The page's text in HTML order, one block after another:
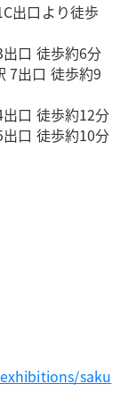
出口より徒歩
口 徒歩約6分
7出口 徒歩約9
口 徒歩約12分
口 徒歩約10分
saku